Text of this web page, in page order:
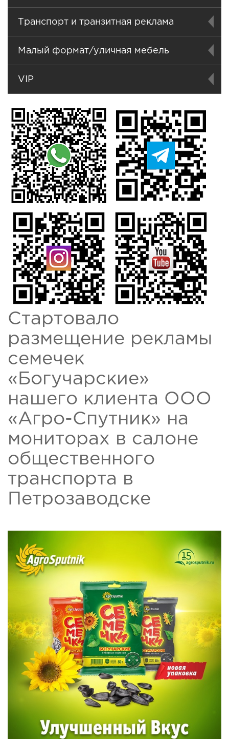
Транспорт и транзитная реклама
Малый формат/уличная мебель
VIP
Стартовало
размещение рекламы
семечек
«Богучарские»
нашего клиента ООО
«Агро-Спутник» на
мониторах в салоне
общественного
транспорта в
Петрозаводске